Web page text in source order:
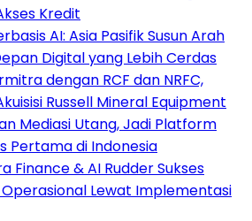
Kredit
AI: Asia Pasifik Susun Arah
Digital yang Lebih Cerdas
dengan RCF dan NRFC,
Russell Mineral Equipment
Mediasi Utang, Jadi Platform
Pertama di Indonesia
Finance & AI Rudder Sukses
Operasional Lewat Implementasi